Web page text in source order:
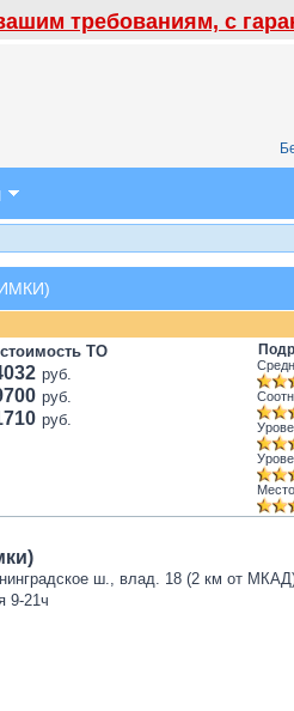
требованиям, с
ТО
руб.
руб.
руб.
ш., влад. 18 (2 км от
9-21ч